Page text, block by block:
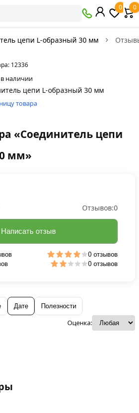
0 0
цепи L-образный 30 мм
12336
в наличии
цепи L-образный 30 мм
товара
«Соединитель цепи
мм»
Дате Полезности
Оценка:
Отзывов:0
Написать отзыв
0 отзывов
0 отзывов